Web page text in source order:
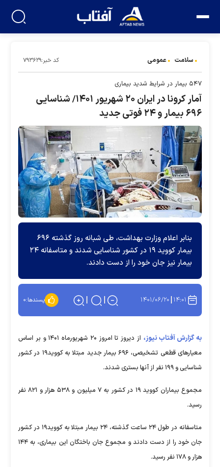
سلامت عمومی کد خبر:۷۹۳۶۲۹
۵۴۷ بیمار در شرایط شدید بیماری
آمار کرونا در ایران ۲۰ شهریور ۱۴۰۱/ شناسایی
۶۹۶ بیمار و ۲۴ فوتی جدید
بنابر اعلام وزارت بهداشت، طی شبانه روز گذشته ۶۹۶
بیمار کووید ۱۹ در کشور شناسایی شدند و متاسفانه ۲۴
بیمار نیز جان خود را از دست دادند.
۱۴:۰۱ ۱۴۰۱/۰۶/۲۰ پسندها:۰
به گزارش آفتاب نیوز،
از دیروز تا امروز ۲۰ شهریورماه ۱۴۰۱ و بر اساس
معیارهای قطعی تشخیصی، ۶۹۶ بیمار جدید مبتلا به کووید۱۹ در کشور
شناسایی و ۱۹۹ نفر از آنها بستری شدند.
مجموع بیماران کووید ۱۹ در کشور به ۷ میلیون و ۵۳۸ هزار و ۸۲۱ نفر
رسید.
متاسفانه در طول ۲۴ ساعت گذشته، ۲۴ بیمار مبتلا به کووید۱۹ در کشور
جان خود را از دست دادند و مجموع جان باختگان این بیماری، به ۱۴۴
هزار و ۱۷۸ نفر رسید.